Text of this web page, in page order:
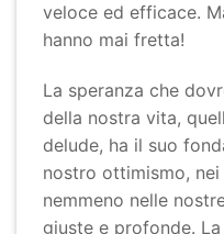
veloce ed efficace.
hanno mai fretta!
La speranza che
della nostra vita,
delude, ha il suo
nostro ottimismo,
nemmeno nelle
giuste e profonde.